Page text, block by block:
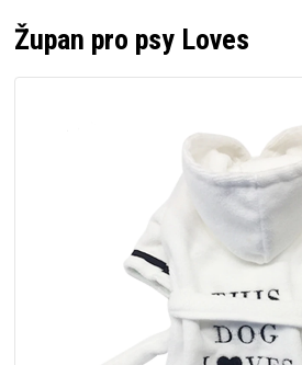
Župan pro psy Loves